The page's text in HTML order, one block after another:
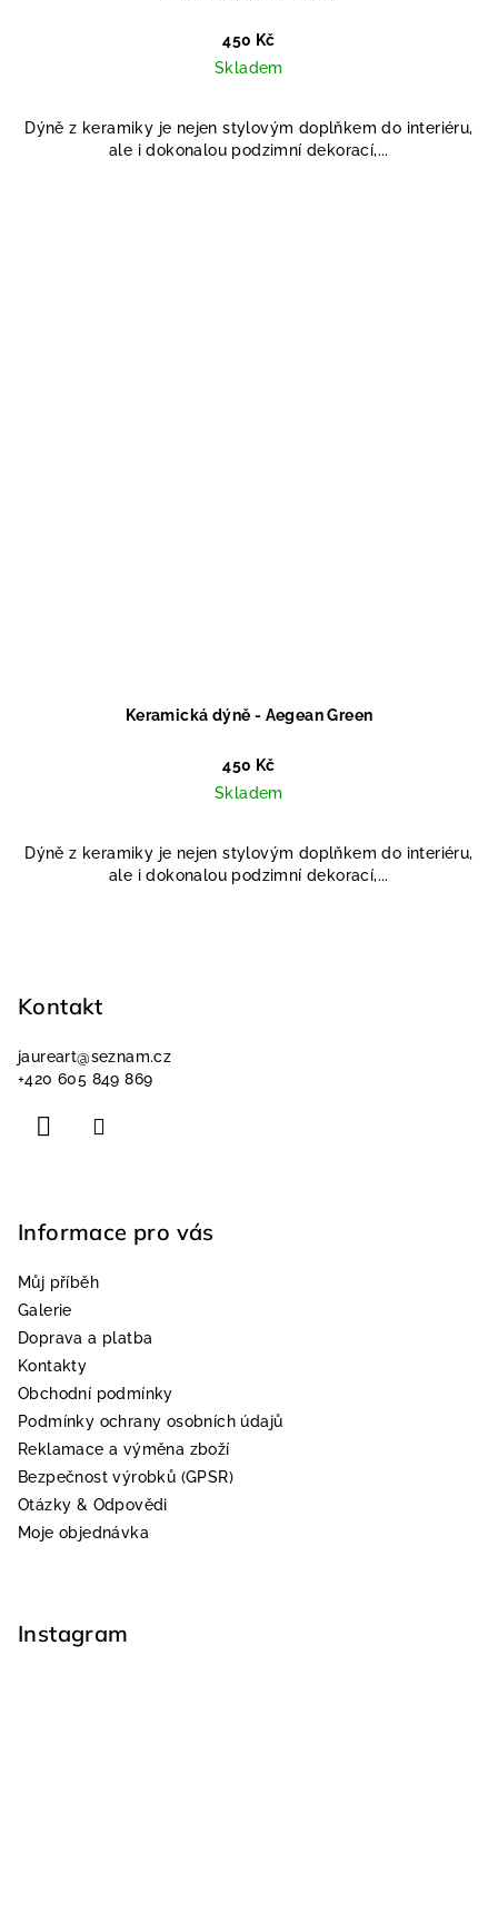
450 Kč
Skladem
Dýně z keramiky je nejen stylovým doplňkem do interiéru,
ale i dokonalou podzimní dekorací,...
Keramická dýně - Aegean Green
450 Kč
Skladem
Dýně z keramiky je nejen stylovým doplňkem do interiéru,
ale i dokonalou podzimní dekorací,...
Kontakt
jaureart@seznam.cz
+420 605 849 869
Informace pro vás
Můj příběh
Galerie
Doprava a platba
Kontakty
Obchodní podmínky
Podmínky ochrany osobních údajů
Reklamace a výměna zboží
Bezpečnost výrobků (GPSR)
Otázky & Odpovědi
Moje objednávka
Instagram